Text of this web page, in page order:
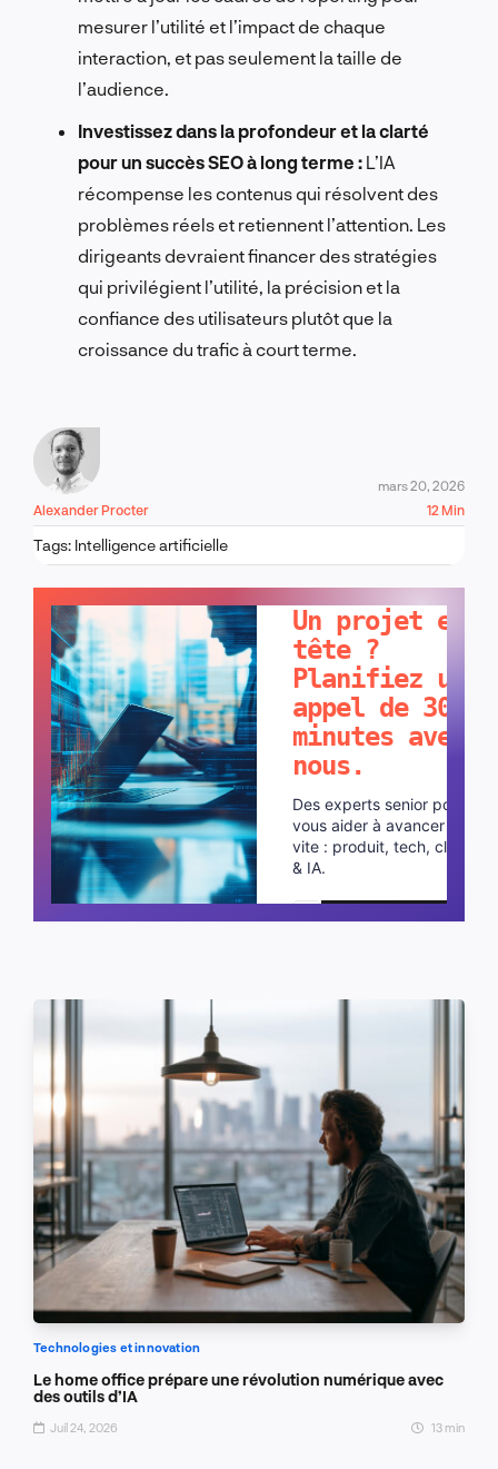
mesurer l’utilité et l’impact de chaque
interaction, et pas seulement la taille de
l’audience.
Investissez dans la profondeur et la clarté
pour un succès SEO à long terme : L’IA
récompense les contenus qui résolvent des
problèmes réels et retiennent l’attention. Les
dirigeants devraient financer des stratégies
qui privilégient l’utilité, la précision et la
confiance des utilisateurs plutôt que la
croissance du trafic à court terme.
Alexander Procter
mars 20, 2026
12 Min
Tags: Intelligence artificielle
Un projet en
tête ?
Planifiez un
appel de 30
minutes avec
nous.
Des experts senior pour
vous aider à avancer plus
vite : produit, tech, cloud
& IA.
Planifier un appel
Technologies et innovation
Le home office prépare une révolution numérique avec
des outils d’IA
Juil 24, 2026 13 min